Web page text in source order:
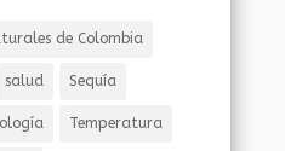
de Colombia
salud Sequía
Temperatura